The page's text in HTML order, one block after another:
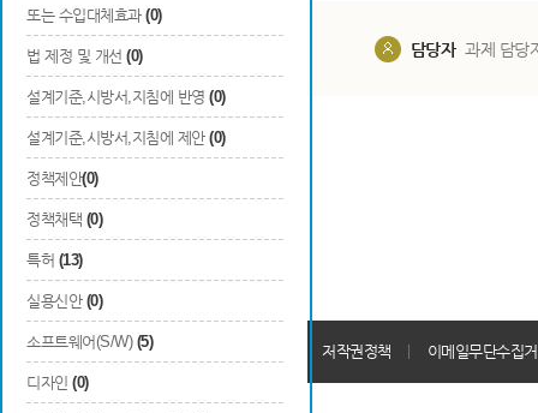
또는 수입대체효과 (0)
법 제정 및 개선 (0)
설계기준,시방서,지침에 반영 (0)
설계기준,시방서,지침에 제안 (0)
정책제안(0)
정책채택 (0)
특허 (13)
실용신안 (0)
소프트웨어(S/W) (5)
디자인 (0)
담당부서 해당 사업실 담당자 과제 담당
개인정보처리방침 저작권정책 이메일무단수집